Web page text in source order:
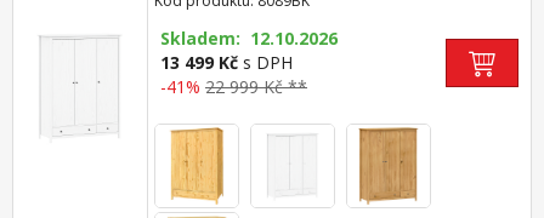
2:1 širší část šatní tyč a police, užší část 3
police ve spodní části 2 zásuvky s kovovými
pojezdy doporučený nástavec 8189BK
Skladem: 12.10.2026
13 499 Kč s DPH
-41% 22 999 Kč **